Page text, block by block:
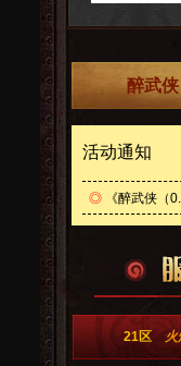
醉武
活动通知
◎ 《醉武侠（
21区